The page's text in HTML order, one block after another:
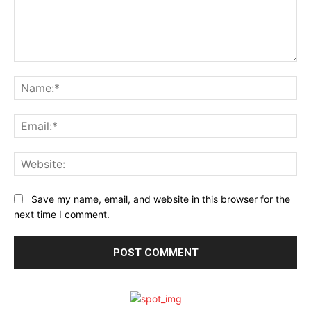
Save my name, email, and website in this browser for the
next time I comment.